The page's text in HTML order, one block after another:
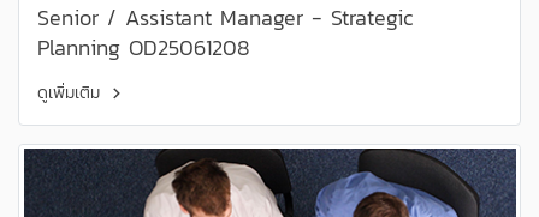
Senior / Assistant Manager - Strategic
Planning OD25061208
ดูเพิ่มเติม